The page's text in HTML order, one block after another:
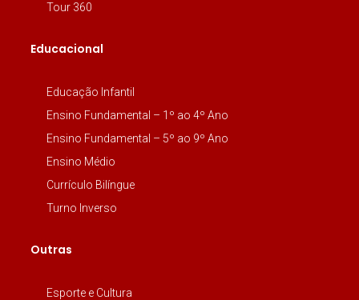
Tour 360
Educacional
Educação Infantil
Ensino Fundamental – 1º ao 4º Ano
Ensino Fundamental – 5º ao 9º Ano
Ensino Médio
Currículo Bilíngue
Turno Inverso
Outras
Esporte e Cultura